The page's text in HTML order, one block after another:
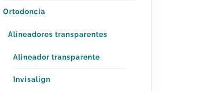
Ortodoncia
Alineadores transparentes
Alineador transparente
Invisalign